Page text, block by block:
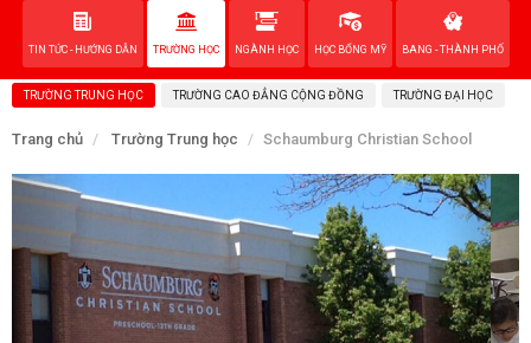
TIN TỨC - HƯỚNG DẪN TRƯỜNG HỌC NGÀNH HỌC HỌC BỔNG MỸ BANG - THÀNH PHỐ
TRƯỜNG TRUNG HỌC TRƯỜNG CAO ĐẲNG CỘNG ĐỒNG TRƯỜNG ĐẠI HỌC
Trang chủ Trường Trung học Schaumburg Christian School
DỊCH VỤ
VỀ NAM PHONG